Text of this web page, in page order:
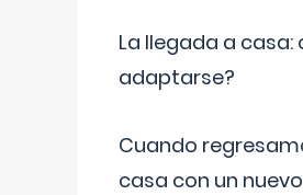
La llegada a casa:
adaptarse?
Cuando
casa con un nuevo